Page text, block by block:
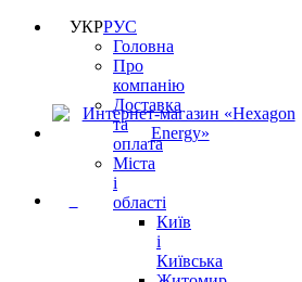
УКРРУС
Головна
Про
компанію
Доставка
та
оплата
Міста
і
області
Київ
і
Київська